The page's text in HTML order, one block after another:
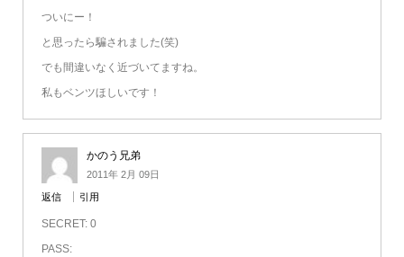
ついにー！
と思ったら騙されました(笑)
でも間違いなく近づいてますね。
私もベンツほしいです！
かのう兄弟
2011年 2月 09日
返信 引用
SECRET: 0
PASS: